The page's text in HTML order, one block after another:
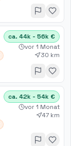
ca. 44k - 56k €
vor 1 Monat
30 km
ca. 42k - 54k €
vor 1 Monat
47 km